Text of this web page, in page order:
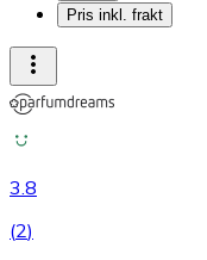
Pris inkl. frakt
3.8
(2)